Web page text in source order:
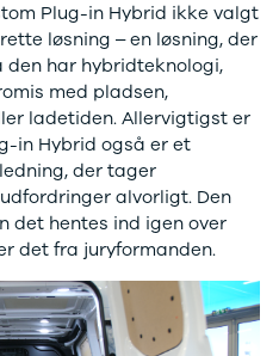
Plug-in Hybrid ikke valgt
løsning – en løsning, der
den har hybridteknologi,
med pladsen,
ladetiden. Allervigtigst er
in Hybrid også er et
der tager
alvorligt. Den
det hentes ind igen over
det fra juryformanden.